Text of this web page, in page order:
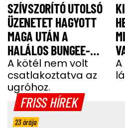
SZÍVSZORÍTÓ UTOLSÓ
ÜZENETET HAGYOTT
MAGA UTÁN A
HALÁLOS BUNGEE-
UGRÁS ELŐTT A
FIATAL NŐ
A kötél nem volt
csatlakoztatva az
ugróhoz.
FRISS HÍREK
23 órája